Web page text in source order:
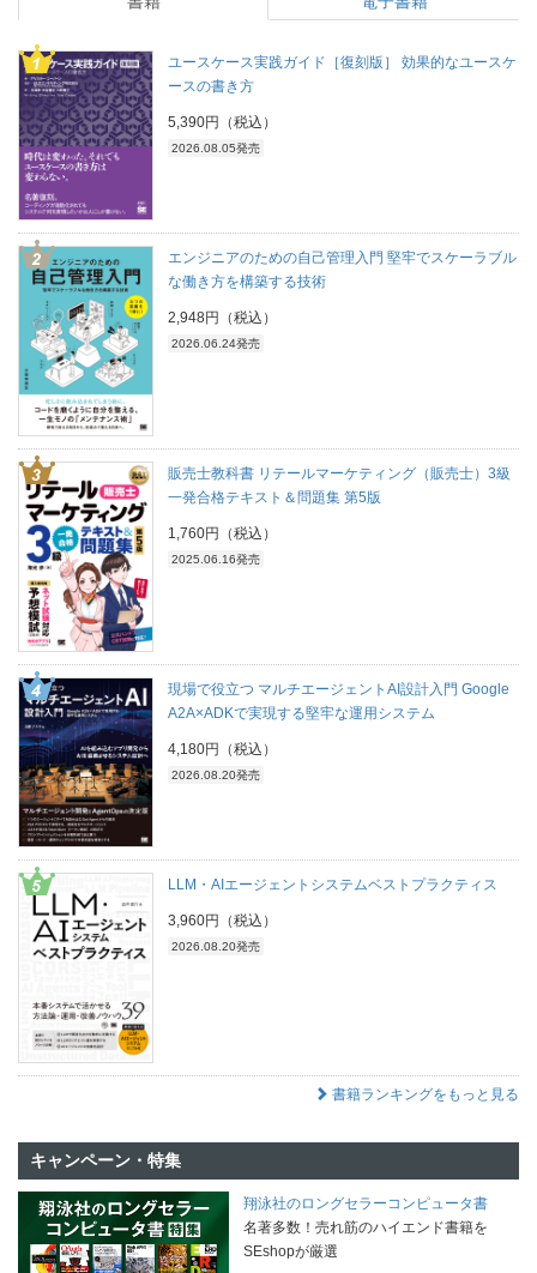
ユースケース実践ガイド［復刻版］ 効果的なユースケ
ースの書き方
5,390円（税込）
2026.08.05発売
エンジニアのための自己管理入門 堅牢でスケーラブル
な働き方を構築する技術
2,948円（税込）
2026.06.24発売
販売士教科書 リテールマーケティング（販売士）3級
一発合格テキスト＆問題集 第5版
1,760円（税込）
2025.06.16発売
現場で役立つ マルチエージェントAI設計入門 Google
A2A×ADKで実現する堅牢な運用システム
4,180円（税込）
2026.08.20発売
LLM・AIエージェントシステムベストプラクティス
3,960円（税込）
2026.08.20発売
書籍ランキングをもっと見る
キャンペーン・特集
翔泳社のロングセラーコンピュータ書
名著多数！売れ筋のハイエンド書籍を
SEshopが厳選